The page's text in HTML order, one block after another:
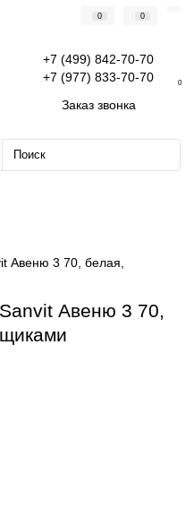
0 0
+7 (499) 842-70-70
+7 (977) 833-70-70
Заказ звонка
0
Авеню 3 70, белая,
Авеню 3 70,